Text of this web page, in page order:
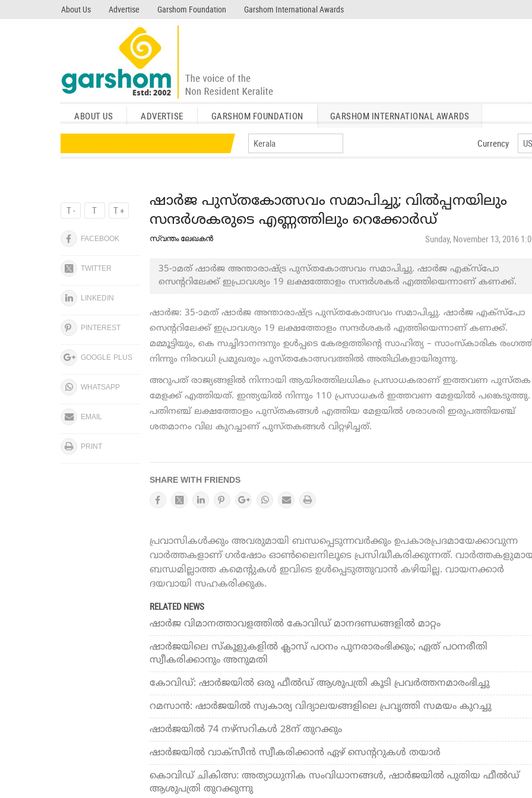
About Us Advertise Garshom Foundation Garshom International Awards
garshom.com
ABOUT US ADVERTISE GARSHOM FOUNDATION GARSHOM INTERNATIONAL AWARDS
Currency
T - T T +
FACEBOOK
TWITTER
LINKEDIN
PINTEREST
GOOGLE PLUS
WHATSAPP
EMAIL
PRINT
ഷാർജ പുസ്തകോത്സവം സമാപിച്ചു; വിൽപ്പനയിലും
സന്ദർശകരുടെ എണ്ണത്തിലും റെക്കോർഡ്
സ്വന്തം ലേഖകൻ Sunday, November 13, 2016
35-ാമത് ഷാര്‍ജ അന്താരാഷ്ട്ര പുസ്തകോത്സവം സമാപിച്ചു. ഷാര്‍ജ എക്‌സ്‌പോ
സെന്ററിലേക്ക് ഇപ്രാവശ്യം 19 ലക്ഷത്തോളം സന്ദര്‍ശകര്‍ എത്തിയെന്നാണ് കണക്ക്.
ഷാർജ: 35-ാമത് ഷാര്‍ജ അന്താരാഷ്ട്ര പുസ്തകോത്സവം സമാപിച്ചു. ഷാര്‍ജ എക്‌സ്‌പോ
സെന്ററിലേക്ക് ഇപ്രാവശ്യം 19 ലക്ഷത്തോളം സന്ദര്‍ശകര്‍ എത്തിയെന്നാണ് കണക്ക്.
മമ്മൂട്ടിയും, കെ സച്ചിദാനന്ദനും ഉൾപ്പടെ കേരളത്തിന്റെ സാഹിത്യ – സാംസ്കാരിക
നിന്നും നിരവധി പ്രമുഖരും പുസ്തകോത്സവത്തിൽ അതിഥികളായിരുന്നു.
അറുപത് രാജ്യങ്ങളിൽ നിന്നായി ആയിരത്തിലധികം പ്രസാധകരാണ് ഇത്തവണ പുസ്തക
മേളക്ക് എത്തിയത്. ഇന്ത്യയിൽ നിന്നും 110 പ്രസാധകർ ഇത്തവണ മേളയിൽ പങ്കെടുത്തു.
പതിനഞ്ച് ലക്ഷത്തോളം പുസ്തകങ്ങൾ എത്തിയ മേളയിൽ ശരാശരി ഇരുപത്തിയഞ്ച്
ശതമാനം വില കുറച്ചാണ് പുസ്തകങ്ങൾ വിറ്റഴിച്ചത്.
SHARE WITH FRIENDS
പ്രവാസികൾക്കും അവരുമായി ബന്ധപ്പെടുന്നവർക്കും ഉപകാരപ്രദമായേക്കാവുന്ന
വാർത്തകളാണ് ഗർഷോം ഓൺലൈനിലൂടെ പ്രസിദ്ധീകരിക്കുന്നത്.
ബന്ധമില്ലാത്ത കമെന്റുകൾ ഇവിടെ ഉൾപ്പെടുത്തുവാൻ കഴിയില്ല. വായനക്കാർ
ദയവായി സഹകരിക്കുക.
RELATED NEWS
ഷാര്‍ജ വിമാനത്താവളത്തില്‍ കോവിഡ് മാനദണ്ഡങ്ങളില്‍ മാറ്റം
ഷാര്‍ജയിലെ സ്‌കൂളുകളില്‍ ക്ലാസ് പഠനം പുനരാരംഭിക്കും; ഏത് പഠനരീതി
സ്വീകരിക്കാനും അനുമതി
കോവിഡ്: ഷാര്‍ജയില്‍ ഒരു ഫീല്‍ഡ് ആശുപത്രി കൂടി പ്രവര്‍ത്തനമാരംഭിച്ചു
റമസാന്‍: ഷാര്‍ജയില്‍ സ്വകാര്യ വിദ്യാലയങ്ങളിലെ പ്രവൃത്തി സമയം കുറച്ചു
ഷാര്‍ജയില്‍ 74 നഴ്‌സറികള്‍ 28ന് തുറക്കും
ഷാര്‍ജയില്‍ വാക്‌സീന്‍ സ്വീകരിക്കാന്‍ ഏഴ് സെന്ററുകള്‍ തയാര്‍
കൊവിഡ് ചികിത്സ: അത്യാധുനിക സംവിധാനങ്ങള്‍, ഷാര്‍ജയില്‍ പുതിയ ഫീല്‍ഡ്
ആശുപത്രി തുറക്കുന്നു